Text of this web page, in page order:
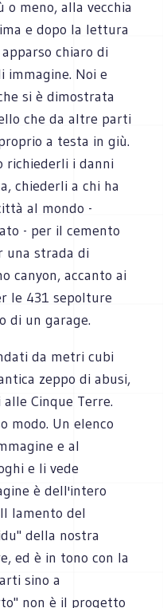
o meno, alla vecchia
e dopo la lettura
chiaro di
immagine. Noi e
si è dimostrata
che da altre parti
a testa in giù.
richiederli i danni
chiederli a chi ha
al mondo -
- per il cemento
una strada di
canyon, accanto ai
le 431 sepolture
di un garage.
da metri cubi
zeppo di abusi,
Cinque Terre.
modo. Un elenco
e al
e li vede
è dell'intero
lamento del
della nostra
ed è in tono con la
sino a
non è il progetto